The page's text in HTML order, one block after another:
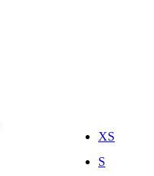
XS
S